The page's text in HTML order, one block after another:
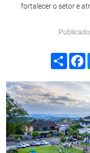
fortalecer o setor e